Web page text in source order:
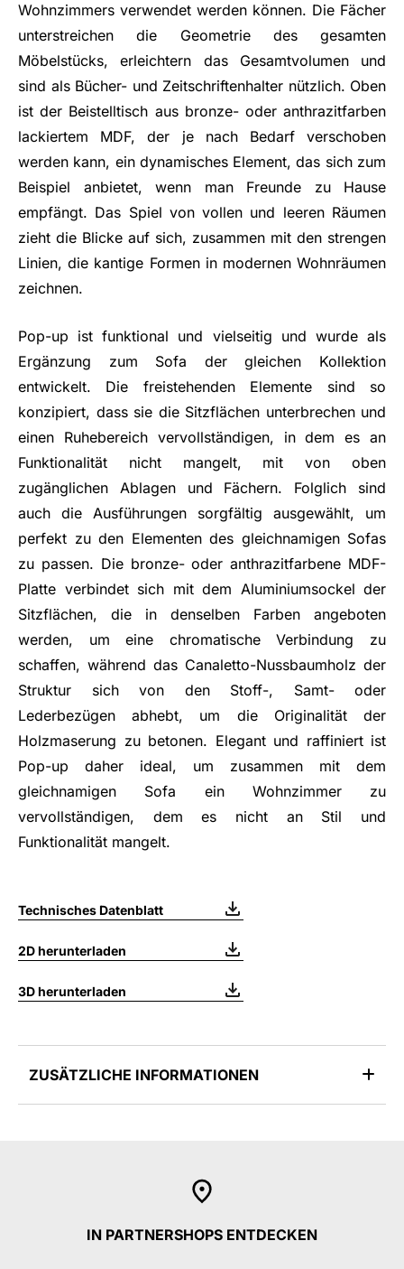
Wohnzimmers verwendet werden können. Die Fächer
unterstreichen die Geometrie des gesamten
Möbelstücks, erleichtern das Gesamtvolumen und
sind als Bücher- und Zeitschriftenhalter nützlich. Oben
ist der Beistelltisch aus bronze- oder anthrazitfarben
lackiertem MDF, der je nach Bedarf verschoben
werden kann, ein dynamisches Element, das sich zum
Beispiel anbietet, wenn man Freunde zu Hause
empfängt. Das Spiel von vollen und leeren Räumen
zieht die Blicke auf sich, zusammen mit den strengen
Linien, die kantige Formen in modernen Wohnräumen
zeichnen.
Pop-up ist funktional und vielseitig und wurde als
Ergänzung zum Sofa der gleichen Kollektion
entwickelt. Die freistehenden Elemente sind so
konzipiert, dass sie die Sitzflächen unterbrechen und
einen Ruhebereich vervollständigen, in dem es an
Funktionalität nicht mangelt, mit von oben
zugänglichen Ablagen und Fächern. Folglich sind
auch die Ausführungen sorgfältig ausgewählt, um
perfekt zu den Elementen des gleichnamigen Sofas
zu passen. Die bronze- oder anthrazitfarbene MDF-
Platte verbindet sich mit dem Aluminiumsockel der
Sitzflächen, die in denselben Farben angeboten
werden, um eine chromatische Verbindung zu
schaffen, während das Canaletto-Nussbaumholz der
Struktur sich von den Stoff-, Samt- oder
Lederbezügen abhebt, um die Originalität der
Holzmaserung zu betonen. Elegant und raffiniert ist
Pop-up daher ideal, um zusammen mit dem
gleichnamigen Sofa ein Wohnzimmer zu
vervollständigen, dem es nicht an Stil und
Funktionalität mangelt.
Technisches Datenblatt
2D herunterladen
3D herunterladen
ZUSÄTZLICHE INFORMATIONEN
IN PARTNERSHOPS ENTDECKEN